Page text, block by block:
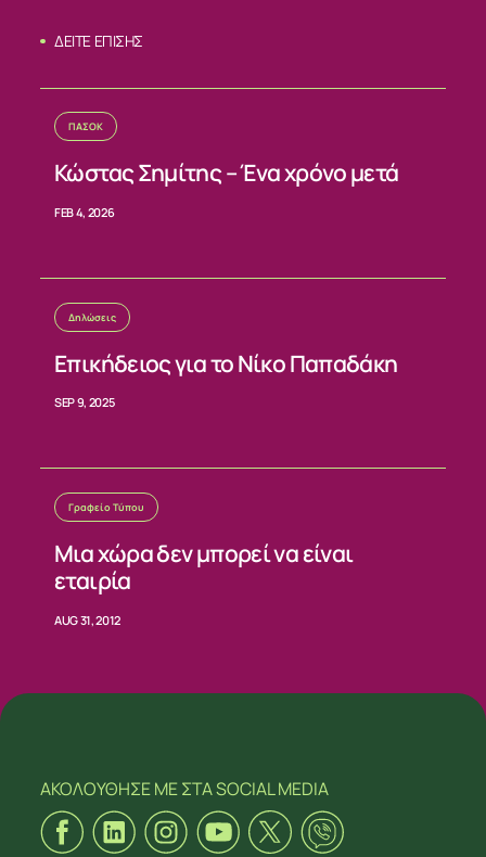
ΣΧΕΤΙΚΑ
ΕΠΙΚΟΙΝΩΝΙΑ
ΔΕΙΤΕ ΕΠΙΣΗΣ
ΠΑΣΟΚ
Κώστας Σημίτης – Ένα χρόνο μετά
FEB 4, 2026
Δηλώσεις
Επικήδειος για το Νίκο Παπαδάκη
SEP 9, 2025
Γραφείο Τύπου
Μια χώρα δεν μπορεί να είναι
εταιρία
AUG 31, 2012
ΑΚΟΛΟΥΘΗΣΕ ΜΕΣΤΑ SOCIAL MEDIA